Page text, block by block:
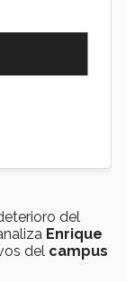
del
Enrique
del campus